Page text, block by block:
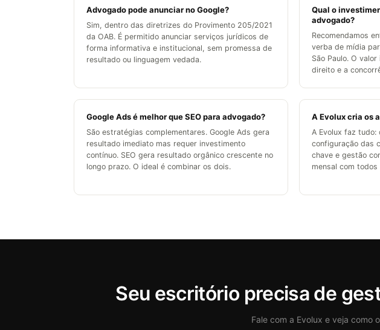
Advogado pode anunciar no Google?
Sim, dentro das diretrizes do Provimento 205/2021
da OAB. É permitido anunciar serviços jurídicos de
forma informativa e institucional, sem promessa de
resultado ou linguagem vedada.
Qual o
advogado?
Recomendamos
verba de mídia
São Paulo. O
direito e a
Google Ads é melhor que SEO para advogado?
São estratégias complementares. Google Ads gera
resultado imediato mas requer investimento
contínuo. SEO gera resultado orgânico crescente no
longo prazo. O ideal é combinar os dois.
A Evolux cria os
A Evolux faz tudo:
configuração das
chave e gestão
mensal com
Seu escritório precisa de
Fale com a Evolux e veja como